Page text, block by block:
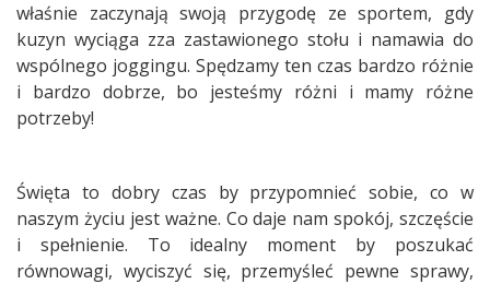
właśnie zaczynają swoją przygodę ze sportem, gdy
kuzyn wyciąga zza zastawionego stołu i namawia do
wspólnego joggingu. Spędzamy ten czas bardzo różnie
i bardzo dobrze, bo jesteśmy różni i mamy różne
potrzeby!
Święta to dobry czas by przypomnieć sobie, co w
naszym życiu jest ważne. Co daje nam spokój, szczęście
i spełnienie. To idealny moment by poszukać
równowagi, wyciszyć się, przemyśleć pewne sprawy,